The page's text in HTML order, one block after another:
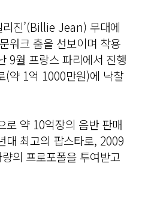
리진’(Billie Jean) 무대에
워크 춤을 선보이며 착용
9월 프랑스 파리에서 진행
(약 1억 1000만원)에 낙찰
로 약 10억장의 음반 판매
대 최고의 팝스타로, 2009
의 프로포폴을 투여받고